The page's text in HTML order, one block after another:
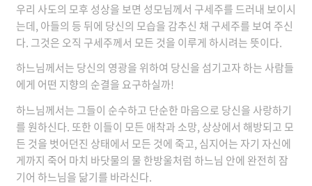
우리 사도의 모후 성상을 보면 성모님께서 구세주를 드러내 보이시
는데, 아들의 등 뒤에 당신의 모습을 감추신 채 구세주를 보여 주신
다. 그것은 오직 구세주께서 모든 것을 이루게 하시려는 뜻이다.
하느님께서는 당신의 영광을 위하여 당신을 섬기고자 하는 사람들
에게 어떤 지향의 순결을 요구하실까!
하느님께서는 그들이 순수하고 단순한 마음으로 당신을 사랑하기
를 원하신다. 또한 이들이 모든 애착과 소망, 상상에서 해방되고 모
든 것을 벗어던진 상태에서 모든 것에 죽고, 심지어는 자기 자신에
게까지 죽어 마치 바닷물의 물 한방울처럼 하느님 안에 완전히 잠
기어 하느님을 닮기를 바라신다.